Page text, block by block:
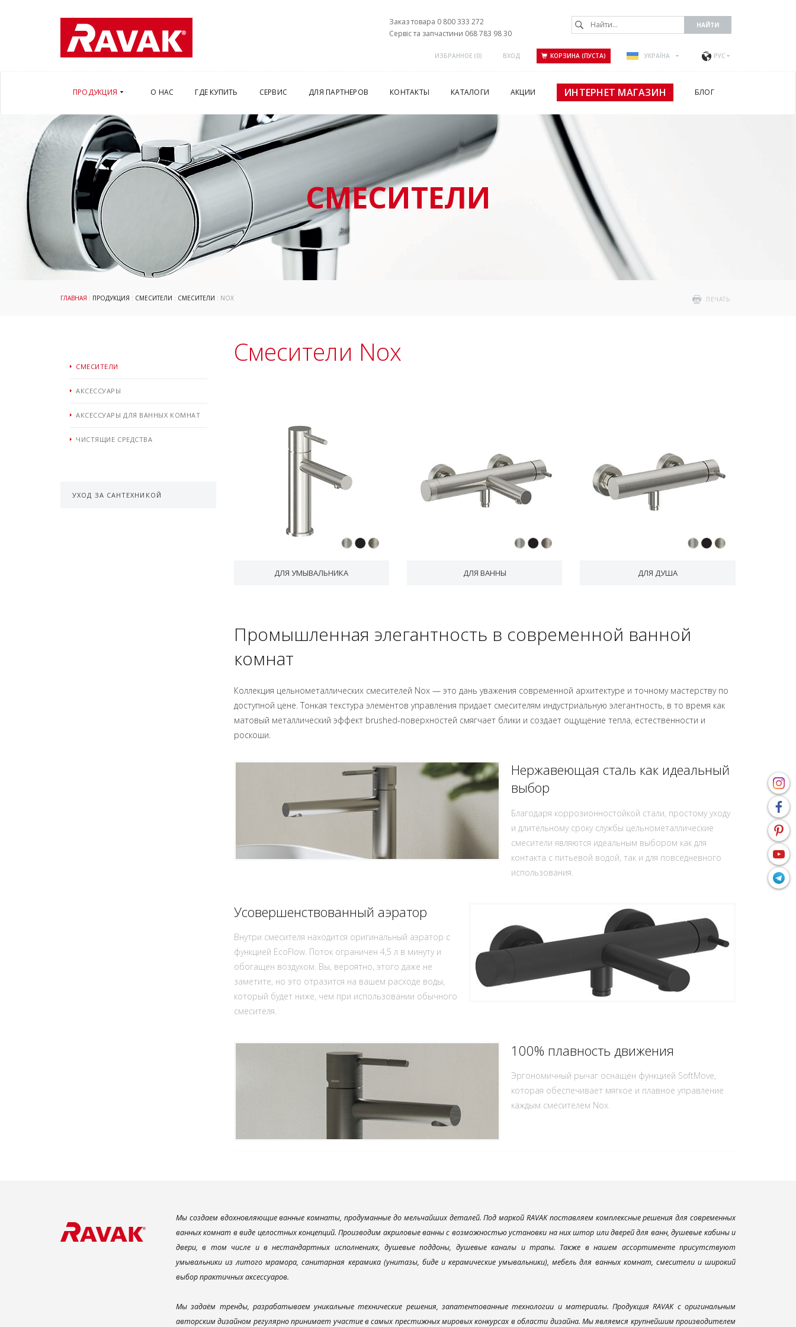
Заказ товара 0 800 333 272
Сервіс та запчастини 068 783 98 30
ИЗБРАННОЕ (0) ВХОД КОРЗИНА (ПУСТА) УКРАЇНА РУС
ПРОДУКЦИЯ О НАС ГДЕ КУПИТЬ СЕРВИС ДЛЯ ПАРТНЕРОВ КОНТАКТЫ КАТАЛОГИ АКЦИИ ИНТЕРНЕТ МАГАЗИН БЛОГ
СМЕСИТЕЛИ
ПЕЧАТЬ
ГЛАВНАЯ : ПРОДУКЦИЯ : СМЕСИТЕЛИ : СМЕСИТЕЛИ : NOX
СМЕСИТЕЛИ
АКСЕССУАРЫ
АКСЕССУАРЫ ДЛЯ ВАННЫХ КОМНАТ
ЧИСТЯЩИЕ СРЕДСТВА
УХОД ЗА САНТЕХНИКОЙ
Смесители Nox
ДЛЯ УМЫВАЛЬНИКА ДЛЯ ВАННЫ ДЛЯ ДУША
Промышленная элегантность в современной ванной
комнат
Коллекция цельнометаллических смесителей Nox — это дань уважения современной архитектуре и точному мастерству по
доступной цене. Тонкая текстура элементов управления придает смесителям индустриальную элегантность, в то время как
матовый металлический эффект brushed-поверхностей смягчает блики и создает ощущение тепла, естественности и
роскоши.
Нержавеющая сталь как идеальный
выбор
Благодаря коррозионностойкой стали, простому уходу
и длительному сроку службы цельнометаллические
смесители являются идеальным выбором как для
контакта с питьевой водой, так и для повседневного
использования.
Усовершенствованный аэратор
Внутри смесителя находится оригинальный аэратор с
функцией EcoFlow. Поток ограничен 4,5 л в минуту и
обогащен воздухом. Вы, вероятно, этого даже не
заметите, но это отразится на вашем расходе воды,
который будет ниже, чем при использовании обычного
смесителя.
100% плавность движения
Эргономичный рычаг оснащён функцией SoftMove,
которая обеспечивает мягкое и плавное управление
каждым смесителем Nox.
Мы создаем вдохновляющие ванные комнаты, продуманные до мельчайших деталей. Под маркой RAVAK поставляем комплексные решения для современных
ванных комнат в виде целостных концепций. Производим акриловые ванны с возможностью установки на них штор или дверей для ванн, душевые кабины и
двери, в том числе и в нестандартных исполнениях, душевые поддоны, душевые каналы и трапы. Также в нашем ассортименте присутствуют
умывальники из литого мрамора, санитарная керамика (унитазы, биде и керамические умывальники), мебель для ванных комнат, смесители и широкий
выбор практичных аксессуаров.
Мы задаём тренды, разрабатываем уникальные технические решения, запатентованные технологии и материалы. Продукция RAVAK с оригинальным
авторским дизайном регулярно принимает участие в самых престижных мировых конкурсах в области дизайна. Мы являемся крупнейшим производителем